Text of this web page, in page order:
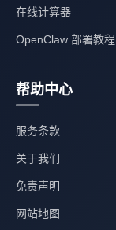
在线计算器
OpenClaw 部署教程
帮助中心
服务条款
关于我们
免责声明
网站地图